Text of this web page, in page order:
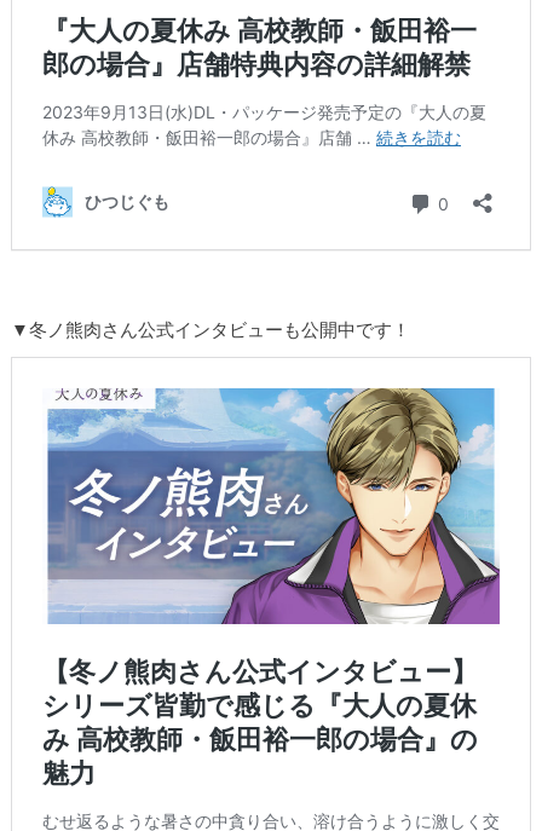
▼冬ノ熊肉さん公式インタビューも公開中です！